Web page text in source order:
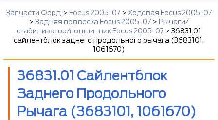
Запчасти Форд > Focus 2005-07 > Ходовая Focus 2005-07
>Задняя подвеска Focus 2005-07 > Рычаги/
стабилизатор/подшипник Focus 2005-07 >36831.01
сайлентблок заднего продольного рычага (3683101,
1061670)
36831.01 Сайлентблок
Заднего Продольного
Рычага (3683101, 1061670)